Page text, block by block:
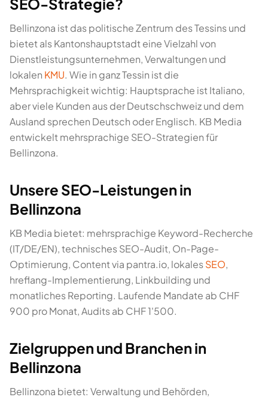
SEO-Strategie?
Bellinzona ist das politische Zentrum des Tessins und
bietet als Kantonshauptstadt eine Vielzahl von
Dienstleistungsunternehmen, Verwaltungen und
lokalen KMU. Wie in ganz Tessin ist die
Mehrsprachigkeit wichtig: Hauptsprache ist Italiano,
aber viele Kunden aus der Deutschschweiz und dem
Ausland sprechen Deutsch oder Englisch. KB Media
entwickelt mehrsprachige SEO-Strategien für
Bellinzona.
Unsere SEO-Leistungen in
Bellinzona
KB Media bietet: mehrsprachige Keyword-Recherche
(IT/DE/EN), technisches SEO-Audit, On-Page-
Optimierung, Content via pantra.io, lokalesSEO,
hreflang-Implementierung, Linkbuilding und
monatliches Reporting. Laufende Mandate ab CHF
900 pro Monat, Audits ab CHF 1'500.
Zielgruppen und Branchen in
Bellinzona
Bellinzona bietet: Verwaltung und Behörden,